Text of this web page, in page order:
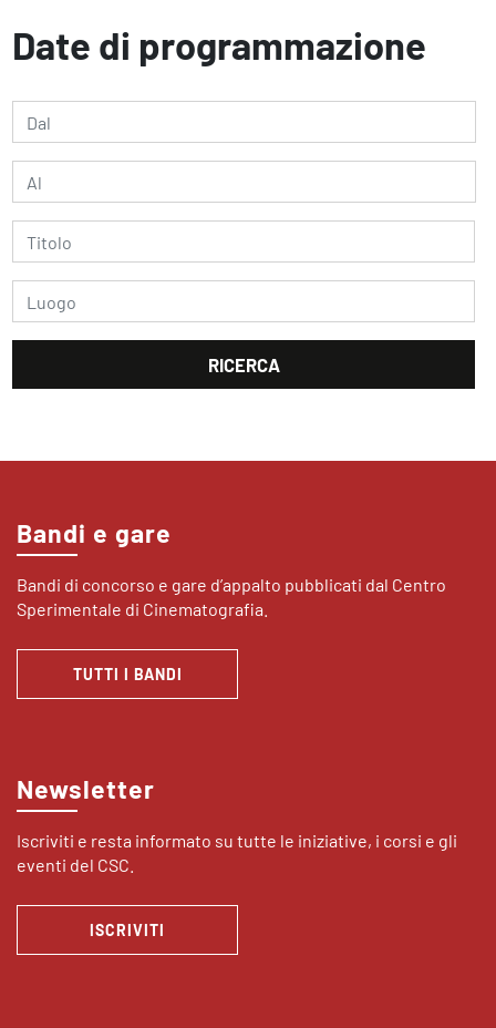
Date di programmazione
Bandi e gare
Bandi di concorso e gare d’appalto pubblicati dal Centro
Sperimentale di Cinematografia.
TUTTI I BANDI
Newsletter
Iscriviti e resta informato su tutte le iniziative, i corsi e gli
eventi del CSC.
ISCRIVITI